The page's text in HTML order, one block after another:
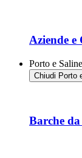
Aziende e
Porto e Saline
Chiudi Porto
Barche da